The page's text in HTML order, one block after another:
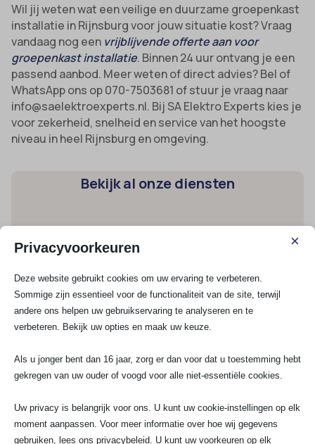
Wil jij weten wat een veilige en duurzame groepenkast
installatie in Rijnsburg voor jouw situatie kost? Vraag
vandaag nog een vrijblijvende offerte aan voor
groepenkast installatie. Binnen 24 uur ontvang je een
passend aanbod. Meer weten of direct advies? Bel of
WhatsApp ons op 070-7503681 of stuur je vraag naar
info@saelektroexperts.nl. Bij SA Elektro Experts kies je
voor zekerheid, snelheid en service van het hoogste
niveau in heel Rijnsburg en omgeving.
Bekijk al onze diensten
3 Fasen aansluiting
Krachtstroom aansluiten
Elektra renovatie
Kookgroep aansluiten
Stopcontact aansluiten
Schakelmateriaal
UTP / COAX
Privacyvoorkeuren ×
Deze website gebruikt cookies om uw ervaring te verbeteren.
Sommige zijn essentieel voor de functionaliteit van de site, terwijl
andere ons helpen uw gebruikservaring te analyseren en te
verbeteren. Bekijk uw opties en maak uw keuze.
Als u jonger bent dan 16 jaar, zorg er dan voor dat u toestemming hebt
gekregen van uw ouder of voogd voor alle niet-essentiële cookies.
Uw privacy is belangrijk voor ons. U kunt uw cookie-instellingen op elk
moment aanpassen. Voor meer informatie over hoe wij gegevens
gebruiken, lees ons privacybeleid. U kunt uw voorkeuren op elk